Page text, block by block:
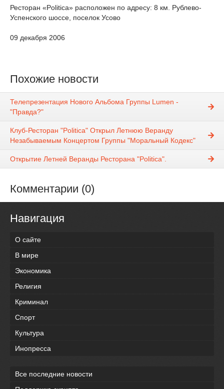
Ресторан «Politica» расположен по адресу: 8 км. Рублево-
Успенского шоссе, поселок Усово
09 декабря 2006
Похожие новости
Телепрезентация Нового Альбома Группы Lumen -
"Правда?"
Клуб-Ресторан "Politica" Открыл Летнюю Веранду
Незабываемым Концертом Группы "Моральный Кодекс"
Открытие Летней Веранды Ресторана "Politica".
Комментарии (0)
Навигация
О сайте
В мире
Экономика
Религия
Криминал
Спорт
Культура
Инопресса
Все последние новости